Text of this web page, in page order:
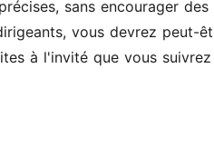
sans encourager
vous devrez peut-
à l'invité que vous